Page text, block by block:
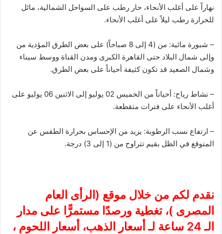
نهاراً على أغلب الأنحاء، حار رطب على السواحل الشمالية، مائل
للحرارة رطب ليلاً على أغلب الأنحاء.
– ​شبورة مائية: من (4 إلى 8 صباحاً) على بعض الطرق المؤدية من
وإلى شمال البلاد حتى القاهرة الكبرى ومدن القناة ووسط سيناء
وشمال الصعيد قد تكون كثيفة أحياناً على بعض الطرق.
– ​نشاط رياح: أحياناً من الخميس 02 يوليو إلى الاثنين 06 يوليو على
أغلب الأنحاء على فترات متقطعة.
– ​ارتفاع نسب الرطوبة: يزيد من الإحساس بحرارة الطقس عن
المتوقع في الظل بقيم تتراوح من (1 إلى 3) درجة.
نقدم لكم من خلال موقع ( الرأى العام
المصرى )، تغطية ورصدًا مستمرًّا على مدار
الـ 24 ساعة لـ أسعار الذهب، أسعار اللحوم ،